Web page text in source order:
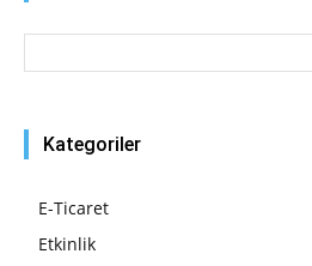
Kategoriler
E-Ticaret
Etkinlik